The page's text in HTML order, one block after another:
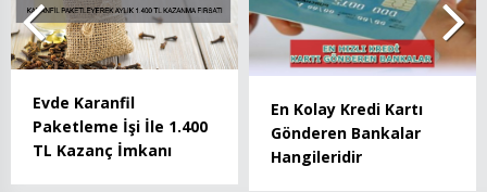
Evde Karanfil
Paketleme İşi İle 1.400
TL Kazanç İmkanı
En Kolay Kredi Kartı
Gönderen Bankalar
Hangileridir